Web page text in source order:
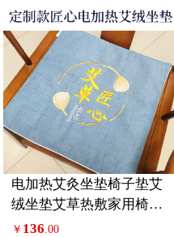
电加热艾灸坐垫椅子垫艾
绒坐垫艾草热敷家用椅垫
发热坐垫
￥ 136 .00